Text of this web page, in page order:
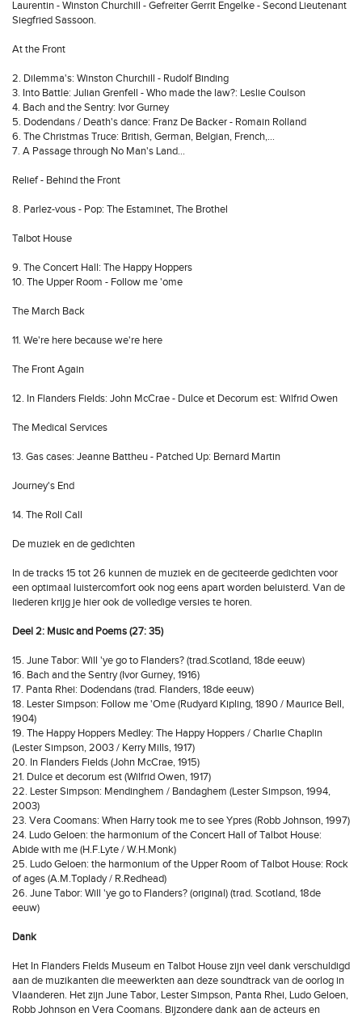
Laurentin - Winston Churchill - Gefreiter Gerrit Engelke - Second Lieutenant
Siegfried Sassoon.
At the Front
2. Dilemma's: Winston Churchill - Rudolf Binding
3. Into Battle: Julian Grenfell - Who made the law?: Leslie Coulson
4. Bach and the Sentry: Ivor Gurney
5. Dodendans / Death's dance: Franz De Backer - Romain Rolland
6. The Christmas Truce: British, German, Belgian, French,...
7. A Passage through No Man's Land...
Relief - Behind the Front
8. Parlez-vous - Pop: The Estaminet, The Brothel
Talbot House
9. The Concert Hall: The Happy Hoppers
10. The Upper Room - Follow me 'ome
The March Back
11. We're here because we're here
The Front Again
12. In Flanders Fields: John McCrae - Dulce et Decorum est: Wilfrid Owen
The Medical Services
13. Gas cases: Jeanne Battheu - Patched Up: Bernard Martin
Journey's End
14. The Roll Call
De muziek en de gedichten
In de tracks 15 tot 26 kunnen de muziek en de geciteerde gedichten voor
een optimaal luistercomfort ook nog eens apart worden beluisterd. Van de
liederen krijg je hier ook de volledige versies te horen.
Deel 2: Music and Poems (27: 35)
15. June Tabor: Will 'ye go to Flanders? (trad.Scotland, 18de eeuw)
16. Bach and the Sentry (Ivor Gurney, 1916)
17. Panta Rhei: Dodendans (trad. Flanders, 18de eeuw)
18. Lester Simpson: Follow me 'Ome (Rudyard Kipling, 1890 / Maurice Bell,
1904)
19. The Happy Hoppers Medley: The Happy Hoppers / Charlie Chaplin
(Lester Simpson, 2003 / Kerry Mills, 1917)
20. In Flanders Fields (John McCrae, 1915)
21. Dulce et decorum est (Wilfrid Owen, 1917)
22. Lester Simpson: Mendinghem / Bandaghem (Lester Simpson, 1994,
2003)
23. Vera Coomans: When Harry took me to see Ypres (Robb Johnson, 1997)
24. Ludo Geloen: the harmonium of the Concert Hall of Talbot House:
Abide with me (H.F.Lyte / W.H.Monk)
25. Ludo Geloen: the harmonium of the Upper Room of Talbot House: Rock
of ages (A.M.Toplady / R.Redhead)
26. June Tabor: Will 'ye go to Flanders? (original) (trad. Scotland, 18de
eeuw)
Dank
Het In Flanders Fields Museum en Talbot House zijn veel dank verschuldigd
aan de muzikanten die meewerkten aan deze soundtrack van de oorlog in
Vlaanderen. Het zijn June Tabor, Lester Simpson, Panta Rhei, Ludo Geloen,
Robb Johnson en Vera Coomans. Bijzondere dank aan de acteurs en